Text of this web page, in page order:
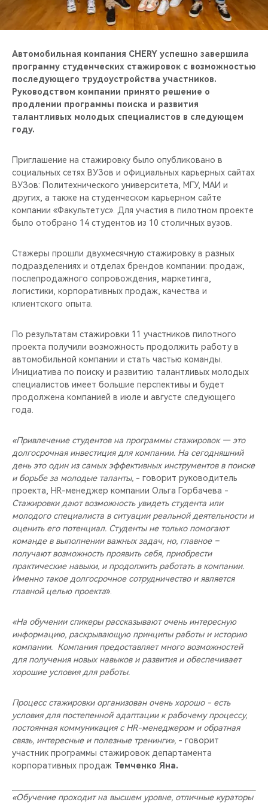
CHERY И СПОРТ
ВИДЕООБЗОРЫ
Автомобильная компания CHERY успешно завершила
программу студенческих стажировок с возможностью
последующего трудоустройства участников.
Руководством компании принято решение о
продлении программы поиска и развития
талантливых молодых специалистов в следующем
году.
Приглашение на стажировку было опубликовано в
социальных сетях ВУЗов и официальных карьерных сайтах
ВУЗов: Политехнического университета, МГУ, МАИ и
других, а также на студенческом карьерном сайте
компании «Факультетус». Для участия в пилотном проекте
было отобрано 14 студентов из 10 столичных вузов.
Стажеры прошли двухмесячную стажировку в разных
подразделениях и отделах брендов компании: продаж,
послепродажного сопровождения, маркетинга,
логистики, корпоративных продаж, качества и
клиентского опыта.
По результатам стажировки 11 участников пилотного
проекта получили возможность продолжить работу в
автомобильной компании и стать частью команды.
Инициатива по поиску и развитию талантливых молодых
специалистов имеет большие перспективы и будет
продолжена компанией в июле и августе следующего
года.
«Привлечение студентов на программы стажировок — это
долгосрочная инвестиция для компании. На сегодняшний
день это один из самых эффективных инструментов в поиске
и борьбе за молодые таланты, - говорит руководитель
проекта, HR-менеджер компании Ольга Горбачева -
Стажировки дают возможность увидеть студента или
молодого специалиста в ситуации реальной деятельности и
оценить его потенциал. Студенты не только помогают
команде в выполнении важных задач, но, главное –
получают возможность проявить себя, приобрести
практические навыки, и продолжить работать в компании.
Именно такое долгосрочное сотрудничество и является
главной целью проекта».
«На обучении спикеры рассказывают очень интересную
информацию, раскрывающую принципы работы и историю
компании. Компания предоставляет много возможностей
для получения новых навыков и развития и обеспечивает
хорошие условия для работы.
Процесс стажировки организован очень хорошо - есть
условия для постепенной адаптации к рабочему процессу,
постоянная коммуникация с HR-менеджером и обратная
связь, интересные и полезные тренинги», - говорит
участник программы стажировок департамента
корпоративных продаж Темченко Яна.
«Обучение проходит на высшем уровне, отличные кураторы